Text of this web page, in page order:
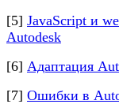
[5] JavaScript и
Autodesk
[6] Адаптация
[7] Ошибки в